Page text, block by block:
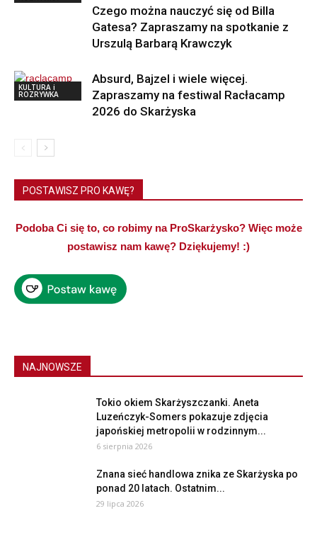
Czego można nauczyć się od Billa
Gatesa? Zapraszamy na spotkanie z
Urszulą Barbarą Krawczyk
KULTURA i
ROZRYWKA
Absurd, Bajzel i wiele więcej.
Zapraszamy na festiwal Racłacamp
2026 do Skarżyska
POSTAWISZ PRO KAWĘ?
Podoba Ci się to, co robimy na ProSkarżysko? Więc może
postawisz nam kawę? Dziękujemy! :)
NAJNOWSZE
Tokio okiem Skarżyszczanki. Aneta
Luzeńczyk-Somers pokazuje zdjęcia
japońskiej metropolii w rodzinnym...
6 sierpnia 2026
Znana sieć handlowa znika ze Skarżyska po
ponad 20 latach. Ostatnim...
29 lipca 2026